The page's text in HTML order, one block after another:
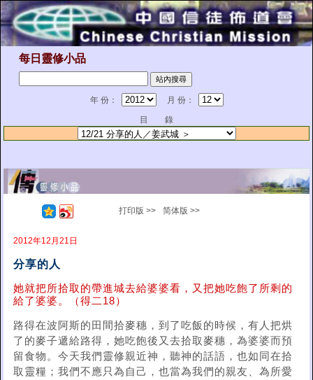
每日靈修小品
年 份：
月 份：
目 錄
打印版 >> 简体版 >>
2012年12月21日
分享的人
她就把所拾取的帶進城去給婆婆看，又把她吃飽了所剩的
給了婆婆。（得二18）
路得在波阿斯的田間拾麥穗，到了吃飯的時候，有人把烘
了的麥子遞給路得，她吃飽後又去拾取麥穗，為婆婆而預
留食物。今天我們靈修親近神，聽神的話語，也如同在拾
取靈糧；我們不應只為自己，也當為我們的親友、為所愛